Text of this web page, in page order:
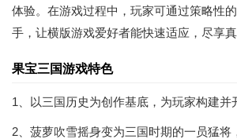
体验。在游戏过程中，玩家可通过策略性
手，让横版游戏爱好者能快速适应，尽享
果宝三国游戏特色
1、以三国历史为创作基底，为玩家构建并
2、菠萝吹雪摇身变为三国时期的一员猛将